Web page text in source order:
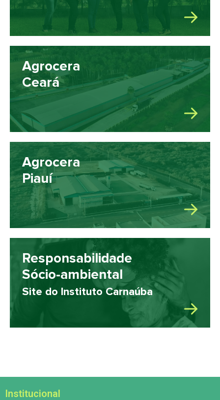
Agrocera
Ceará
Agrocera
Piauí
Responsabilidade
Sócio-ambiental
Site do Instituto Carnaúba
Institucional